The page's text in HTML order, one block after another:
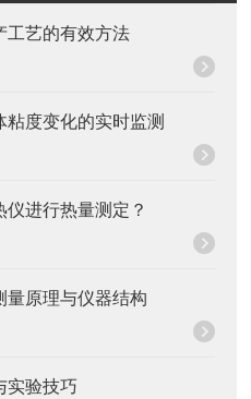
工艺的有效方法
度变化的实时监测
进行热量测定？
量原理与仪器结构
实验技巧